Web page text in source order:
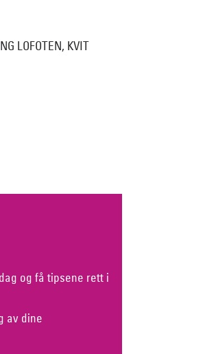
LOFOTEN, KVIT
og få tipsene rett i
av dine